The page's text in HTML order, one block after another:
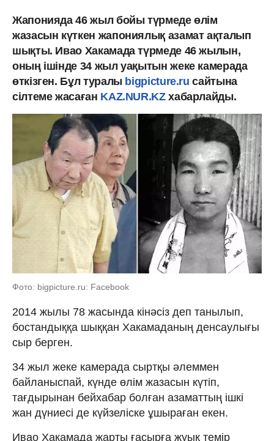
Жапонияда 46 жыл бойы түрмеде өлім
жазасын күткен жапониялық азамат ақталып
шықты. Ивао Хакамада түрмеде 46 жылын,
оның ішінде 34 жыл уақытын жеке камерада
өткізген. Бұл туралыbigpicture.ruсайтына
сілтеме жасаған KAZ.NUR.KZхабарлайды.
Фото: bigpicture.ru: Facebook
2014 жылы 78 жасында кінәсіз деп танылып,
бостандыққа шыққан Хакамаданың денсаулығы
сыр берген.
34 жыл жеке камерада сыртқы әлеммен
байланыспай, күнде өлім жазасын күтіп,
тағдырынан бейхабар болған азаматтың ішкі
жан дүниесі де күйзеліске ұшыраған екен.
Ивао Хакамада жарты ғасырға жуық темір